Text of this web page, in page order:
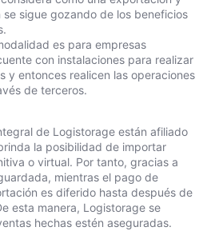
se sigue gozando de los beneficios
es para empresas
con instalaciones para realizar
y entonces realicen las operaciones
de terceros.
de Logistorage están afiliado
la posibilidad de importar
o virtual. Por tanto, gracias a
mientras el pago de
es diferido hasta después de
esta manera, Logistorage se
hechas estén aseguradas.